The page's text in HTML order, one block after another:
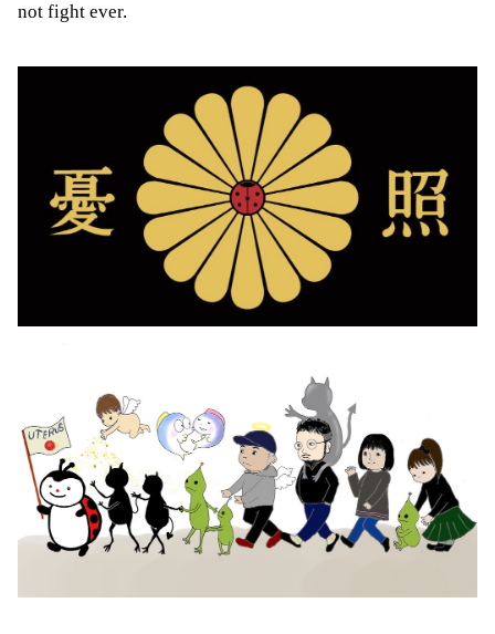
not fight ever.